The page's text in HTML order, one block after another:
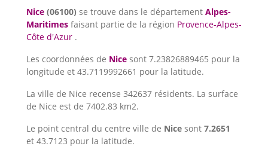
Nice (06100) se trouve dans le département Alpes-
Maritimes faisant partie de la région Provence-Alpes-
Côte d'Azur .
Les coordonnées de Nice sont 7.23826889465 pour la
longitude et 43.7119992661 pour la latitude.
La ville de Nice recense 342637 résidents. La surface
de Nice est de 7402.83 km2.
Le point central du centre ville de Nice sont 7.2651
et 43.7123 pour la latitude.